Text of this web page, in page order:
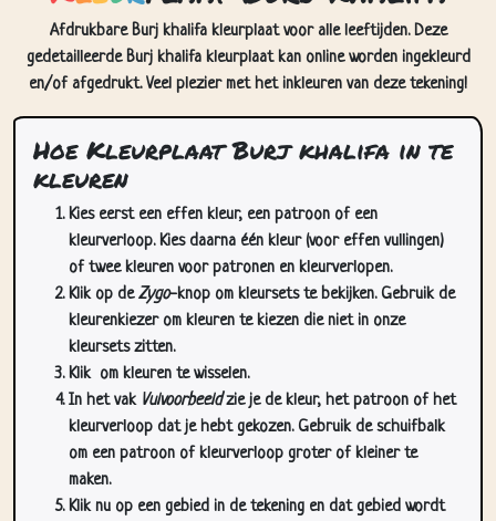
Afdrukbare Burj khalifa kleurplaat voor alle leeftijden. Deze
gedetailleerde Burj khalifa kleurplaat kan online worden ingekleurd
en/of afgedrukt. Veel plezier met het inkleuren van deze tekening!
Hoe Kleurplaat Burj khalifa in te
kleuren
Kies eerst een effen kleur, een patroon of een
kleurverloop. Kies daarna één kleur (voor effen vullingen)
of twee kleuren voor patronen en kleurverlopen.
Klik op deZygo-knop om kleursets te bekijken. Gebruik de
kleurenkiezer om kleuren te kiezen die niet in onze
kleursets zitten.
Klik om kleuren te wisselen.
In het vak Vulvoorbeeldzie je de kleur, het patroon of het
kleurverloop dat je hebt gekozen. Gebruik de schuifbalk
om een patroon of kleurverloop groter of kleiner te
maken.
Klik nu op een gebied in de tekening en dat gebied wordt